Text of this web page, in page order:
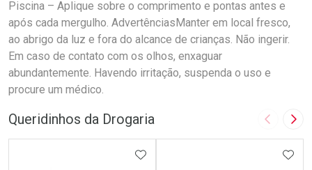
Piscina – Aplique sobre o comprimento e pontas antes e
após cada mergulho. AdvertênciasManter em local fresco,
ao abrigo da luz e fora do alcance de crianças. Não ingerir.
Em caso de contato com os olhos, enxaguar
abundantemente. Havendo irritação, suspenda o uso e
procure um médico.
Queridinhos da Drogaria Imagem
ADICIONAR AOS FAVORITOS